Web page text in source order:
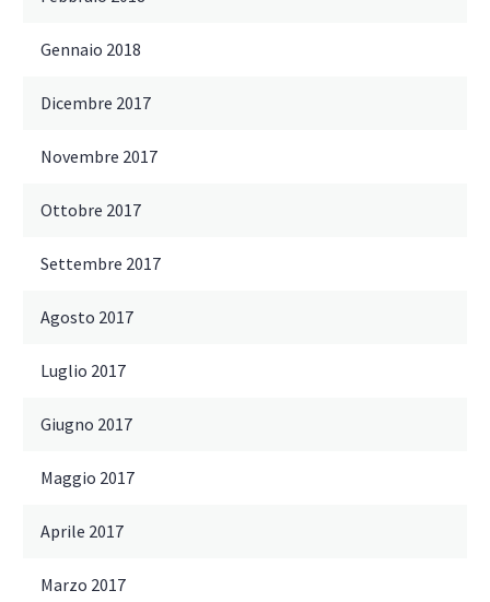
Gennaio 2018
Dicembre 2017
Novembre 2017
Ottobre 2017
Settembre 2017
Agosto 2017
Luglio 2017
Giugno 2017
Maggio 2017
Aprile 2017
Marzo 2017